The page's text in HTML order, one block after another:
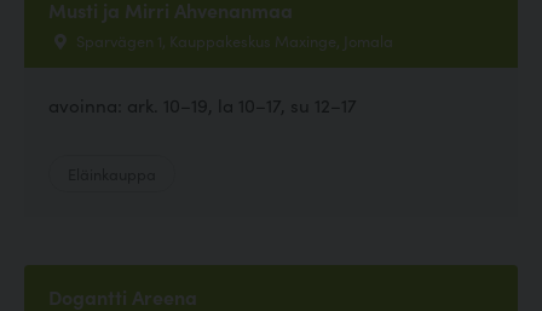
Musti ja Mirri Ahvenanmaa
Sparvägen 1, Kauppakeskus Maxinge, Jomala
avoinna: ark. 10–19, la 10–17, su 12–17
Dogantti Areena